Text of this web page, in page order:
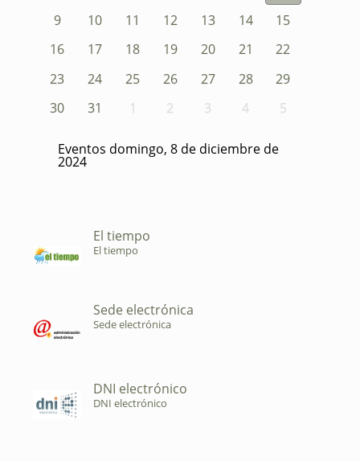
9
10 11 12 13 14
15
16
17 18 19 20 21
22
23
24 25 26 27 28
29
30
31 1 2 3 4 5
Eventos domingo, 8 de diciembre de
2024
El tiempo
El tiempo
Sede electrónica
Sede electrónica
DNI electrónico
DNI electrónico